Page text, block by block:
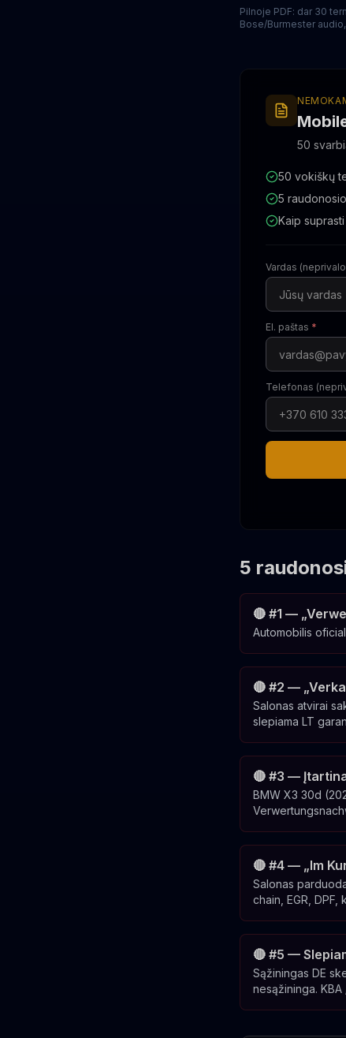
Pilnoje PDF: dar 30
Bose/Burmester
50
50 vokiškų
5
Kaip
Vardas
El. paštas *
Telefonas
5
🔴 #1 —
Automobilis
🔴 #2 —
Salonas atvirai
slepiama LT
🔴 #3 —
BMW X3 30d
🔴 #4 — „Im
Salonas
chain, EGR, DPF,
🔴 #5 —
Sąžiningas DE
nesąžininga.